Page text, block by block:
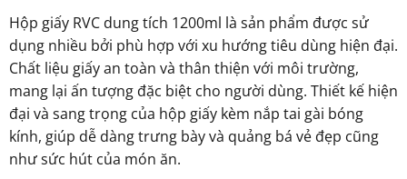
Hộp giấy RVC dung tích 1200ml là sản phẩm được sử
dụng nhiều bởi phù hợp với xu hướng tiêu dùng hiện đại.
Chất liệu giấy an toàn và thân thiện với môi trường,
mang lại ấn tượng đặc biệt cho người dùng. Thiết kế hiện
đại và sang trọng của hộp giấy kèm nắp tai gài bóng
kính, giúp dễ dàng trưng bày và quảng bá vẻ đẹp cũng
như sức hút của món ăn.